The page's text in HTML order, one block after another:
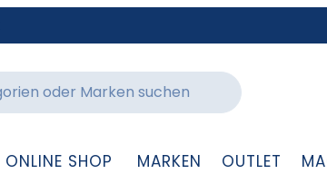
ONLINE SHOP MARKEN OUTLET